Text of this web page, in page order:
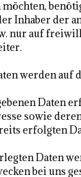
Inhaber der
nur auf
werden
Daten
sowie
erfolgten
Daten
bei